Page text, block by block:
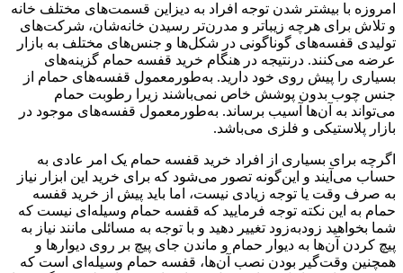
امروزه با بیشتر شدن توجه افراد به دیزاین قسمت‌های مختلف خانه
و تلاش برای هرچه زیباتر و مدرن‌تر رسیدن خانه‌شان، شرکت‌های
تولیدی قفسه‌های گوناگونی در شکل‌ها و جنس‌های مختلف به بازار
عرضه می‌کنند. درنتیجه در هنگام خرید قفسه حمام گزینه‌های
بسیاری را پیش روی خود دارید. به‌طورمعمول قفسه‌های حمام از
جنس چوب بدون پوشش خاص نمی‌باشند زیرا رطوبت حمام
می‌تواند به آن‌ها آسیب برساند. به‌طورمعمول قفسه‌های موجود در
بازار پلاستیکی و فلزی می‌باشد.
اگرچه برای بسیاری از افراد خرید قفسه حمام یک امر عادی به‌
حساب می‌آیند و این‌گونه تصور می‌شود که برای خرید این ابزار نیاز
به ‌صرف وقت یا توجه زیادی نیست، اما باید پیش از خرید قفسه
حمام به این نکته توجه فرمایید که قفسه حمام وسیله‌ای نیست که
شما بخواهید زودبه‌زود تغییر دهید و با توجه به مسائلی مانند نیاز به
پیچ کردن آن‌ها به دیوار حمام و ماندن جای پیچ بر روی دیوارها و
همچنین وقت‌گیر بودن نصب آن‌ها، قفسه حمام وسیله‌ای است که